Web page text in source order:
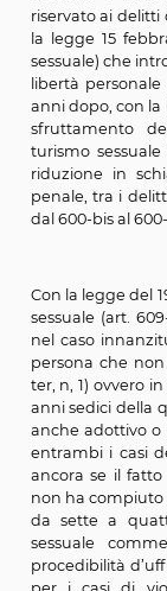
Fu nella
contrasto
all’interno
delitti contro
seguenti del
Novanta li
riservato ai
libertà
anni dopo,
turismo
riduzione in
penale, tra i
dal 600-bis al
Con la legge
sessuale